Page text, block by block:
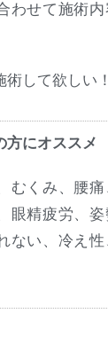
わせて施術
術して欲しい
方にオススメ
むくみ、腰
眼精疲労、
ない、冷え